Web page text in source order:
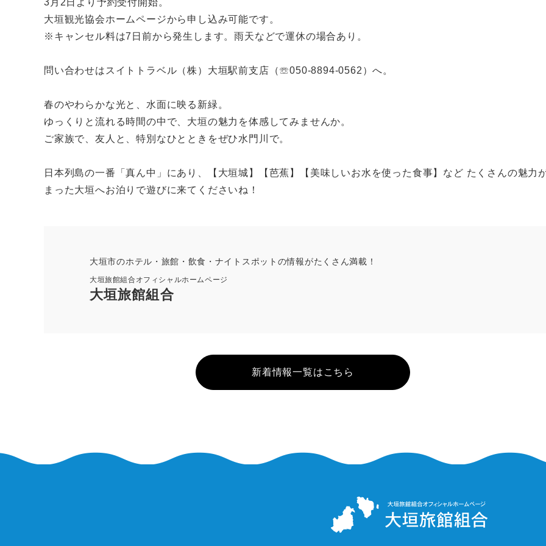
3月2日より予約受付開始。
大垣観光協会ホームページから申し込み可能です。
※キャンセル料は7日前から発生します。雨天などで運休の場合あり。
問い合わせはスイトトラベル（株）大垣駅前支店（☏050-8894-0562）へ。
春のやわらかな光と、水面に映る新緑。
ゆっくりと流れる時間の中で、大垣の魅力を体感してみませんか。
ご家族で、友人と、特別なひとときをぜひ水門川で。
日本列島の一番「真ん中」にあり、【大垣城】【芭蕉】【美味しいお水を使った食事】など たくさんの魅力
まった大垣へお泊りで遊びに来てくださいね！
大垣市のホテル・旅館・飲食・ナイトスポットの情報がたくさん満載！
大垣旅館組合オフィシャルホームページ
大垣旅館組合
新着情報一覧はこちら